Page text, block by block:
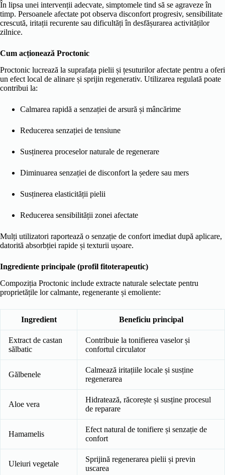
În lipsa unei intervenții adecvate, simptomele tind să se agraveze în
timp. Persoanele afectate pot observa disconfort progresiv, sensibilitate
crescută, iritații recurente sau dificultăți în desfășurarea activităților
zilnice.
Cum acționează Proctonic
Proctonic lucrează la suprafața pielii și țesuturilor afectate pentru a oferi
un efect local de alinare și sprijin regenerativ. Utilizarea regulată poate
contribui la:
Calmarea rapidă a senzației de arsură și mâncărime
Reducerea senzației de tensiune
Susținerea proceselor naturale de regenerare
Diminuarea senzației de disconfort la ședere sau mers
Susținerea elasticității pielii
Reducerea sensibilității zonei afectate
Mulți utilizatori raportează o senzație de confort imediat după aplicare,
datorită absorbției rapide și texturii ușoare.
Ingrediente principale (profil fitoterapeutic)
Compoziția Proctonic include extracte naturale selectate pentru
proprietățile lor calmante, regenerante și emoliente:
Ingredient Beneficiu principal
Extract de castan
sălbatic
Contribuie la tonifierea vaselor și
confortul circulator
Gălbenele
Calmează iritațiile locale și susține
regenerarea
Aloe vera
Hidratează, răcorește și susține procesul
de reparare
Hamamelis
Efect natural de tonifiere și senzație de
confort
Uleiuri vegetale
Sprijină regenerarea pielii și previn
uscarea